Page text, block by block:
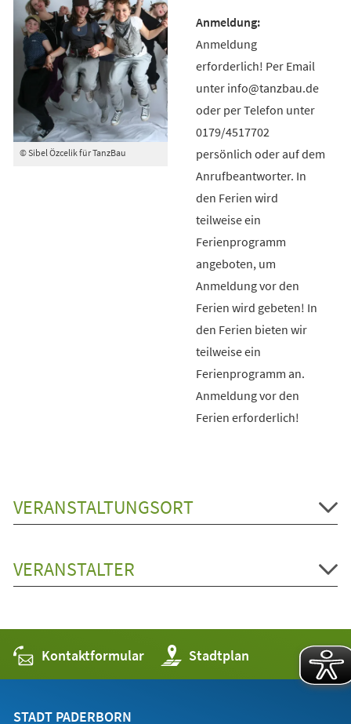
© Sibel Özcelik für TanzBau
Anmeldung
erforderlich! Per Email
unter info@tanzbau.de
oder per Telefon unter
0179/4517702
persönlich oder auf dem
Anrufbeantworter. In
den Ferien wird
teilweise ein
Ferienprogramm
angeboten, um
Anmeldung vor den
Ferien wird gebeten! In
den Ferien bieten wir
teilweise ein
Ferienprogramm an.
Anmeldung vor den
Ferien erforderlich!
VERANSTALTUNGSORT
VERANSTALTER
Kontaktformular Stadtplan
(Öffnet
in
einem
STADT PADERBORN